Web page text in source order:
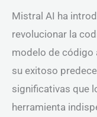
Mistral AI ha
revolucionar la
modelo de código
su exitoso
significativas que
herramienta